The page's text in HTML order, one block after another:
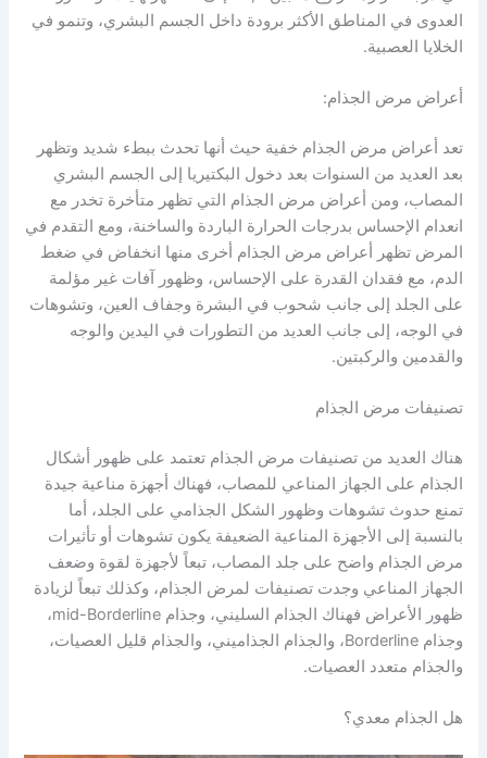
العدوى في المناطق الأكثر برودة داخل الجسم البشري، وتنمو في
الخلايا العصبية.
أعراض مرض الجذام:
تعد أعراض مرض الجذام خفية حيث أنها تحدث ببطء شديد وتظهر
بعد العديد من السنوات بعد دخول البكتيريا إلى الجسم البشري
المصاب، ومن أعراض مرض الجذام التي تظهر متأخرة تخدر مع
انعدام الإحساس بدرجات الحرارة الباردة والساخنة، ومع التقدم في
المرض تظهر أعراض مرض الجذام أخرى منها انخفاض في ضغط
الدم، مع فقدان القدرة على الإحساس، وظهور آفات غير مؤلمة
على الجلد إلى جانب شحوب في البشرة وجفاف العين، وتشوهات
في الوجه، إلى جانب العديد من التطورات في اليدين والوجه
والقدمين والركبتين.
تصنيفات مرض الجذام
هناك العديد من تصنيفات مرض الجذام تعتمد على ظهور أشكال
الجذام على الجهاز المناعي للمصاب، فهناك أجهزة مناعية جيدة
تمنع حدوث تشوهات وظهور الشكل الجذامي على الجلد، أما
بالنسبة إلى الأجهزة المناعية الضعيفة يكون تشوهات أو تأثيرات
مرض الجذام واضح على جلد المصاب، تبعاً لأجهزة لقوة وضعف
الجهاز المناعي وجدت تصنيفات لمرض الجذام، وكذلك تبعاً لزيادة
ظهور الأعراض فهناك الجذام السليني، وجذام mid-Borderline،
وجذام Borderline، والجذام الجذاميني، والجذام قليل العصيات،
والجذام متعدد العصيات.
هل الجذام معدي؟